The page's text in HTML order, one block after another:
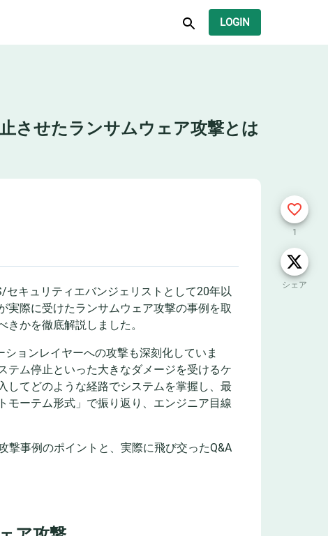
LOGIN
させたランサムウェア攻撃とは
キュリティエバンジェリストとして20年以
実際に受けたランサムウェア攻撃の事例を取
かを徹底解説しました。
ョンレイヤーへの攻撃も深刻化していま
テム停止といった大きなダメージを受けるケ
してどのような経路でシステムを掌握し、最
モーテム形式」で振り返り、エンジニア目線
撃事例のポイントと、実際に飛び交ったQ&A
1
シェア